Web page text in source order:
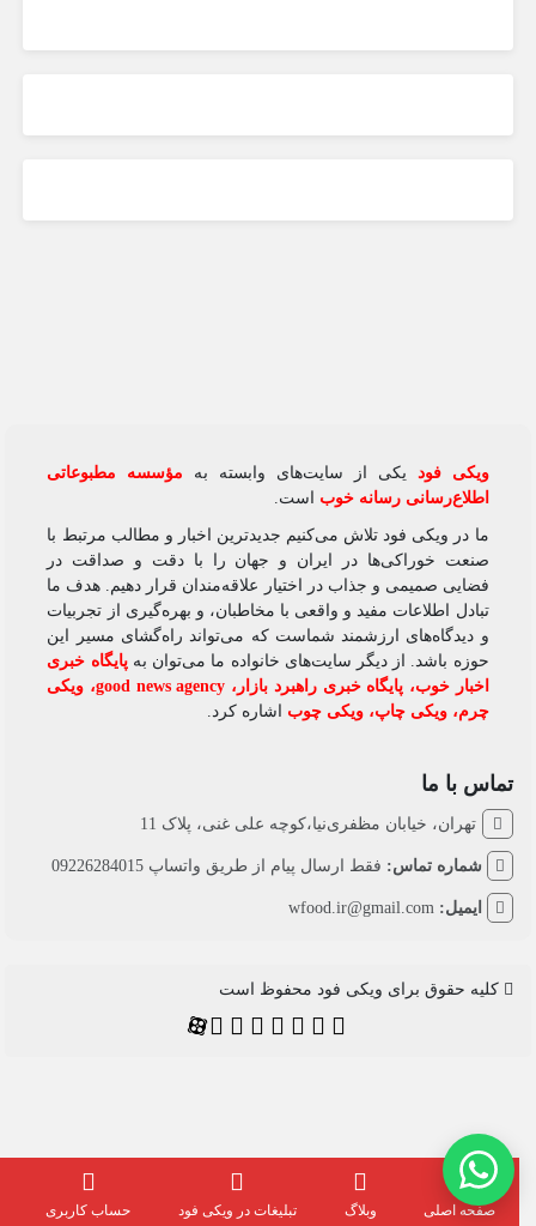
ویکی‌ فودیکی از سایت‌های وابسته به
مؤسسه مطبوعاتی
اطلاع‌رسانی رسانه خوباست.
ما در ویکی‌ فود تلاش می‌کنیم جدیدترین اخبار و مطالب مرتبط با
صنعت خوراکی‌ها در ایران و جهان را با دقت و صداقت در
فضایی صمیمی و جذاب در اختیار علاقه‌مندان قرار دهیم. هدف ما
تبادل اطلاعات مفید و واقعی با مخاطبان، و بهره‌گیری از تجربیات
و دیدگاه‌های ارزشمند شماست که می‌تواند راه‌گشای مسیر این
حوزه باشد. از دیگر سایت‌های خانواده ما می‌توان بهپایگاه خبری
اخبار خوب،پایگاه خبری راهبرد بازار ،good news agency،ویکی
چرم،ویکی چاپ،ویکی چوباشاره کرد.
تماس با ما
تهران، خیابان مظفری‌نیا،کوچه علی غنی، پلاک 11
شماره تماس:فقط ارسال پیام از طریق واتساپ 09226284015
ایمیل:wfood.ir@gmail.com
کلیه حقوق برای ویکی فود محفوظ است
صفحه اصلی وبلاگ تبلیغات در ویکی فود حساب کاربری